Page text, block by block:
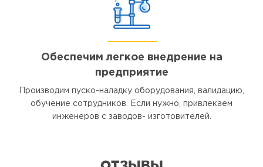
Обеспечим легкое внедрение на
предприятие
Производим пуско-наладку оборудования, валидацию,
обучение сотрудников. Если нужно, привлекаем
инженеров с заводов- изготовителей.